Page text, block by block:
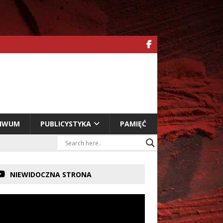
PUBLICYSTYKA PAMIĘĆ
NIEWIDOCZNA STRONA